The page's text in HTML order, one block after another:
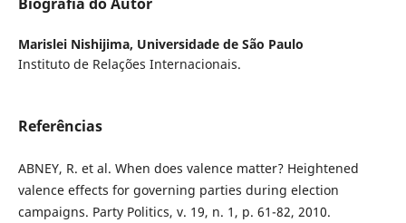
Biografia do Autor
Marislei Nishijima, Universidade de São Paulo
Instituto de Relações Internacionais.
Referências
ABNEY, R. et al. When does valence matter? Heightened
valence effects for governing parties during election
campaigns. Party Politics, v. 19, n. 1, p. 61-82, 2010.